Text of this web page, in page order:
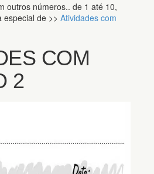
outros números.. de 1 até 10,
especial de >> Atividades com
COM
2